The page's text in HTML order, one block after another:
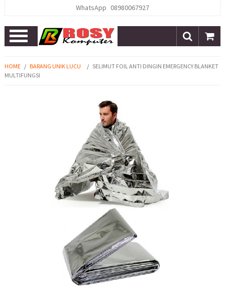
WhatsApp 08980067927
Open
Menu
HOME / BARANG UNIK LUCU / SELIMUT FOIL ANTI DINGIN EMERGENCY BLANKET
MULTIFUNGSI